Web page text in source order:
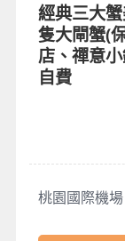
經典三大
隻大閘蟹(
店、禪意
自費
桃園國際機場